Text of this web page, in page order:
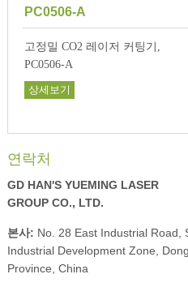
PC0506-A
고정밀 CO2 레이저 커팅기,
PC0506-A
상세보기
연락처
GD HAN'S YUEMING LASER
GROUP CO., LTD.
본사: No. 28 East Industrial Road,
Industrial Development Zone,
Province, China